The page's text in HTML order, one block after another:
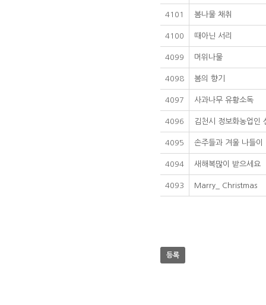
4101 봄나물 채취
4100 때아닌 서리
4099 머위나물
4098 봄의 향기
4097 사과나무 유황소독
4096 김천시 정보화농업인
4095 손주들과 겨울 나들이
4094 새해복많이 받으세요
4093 Marry_ Christmas
등록